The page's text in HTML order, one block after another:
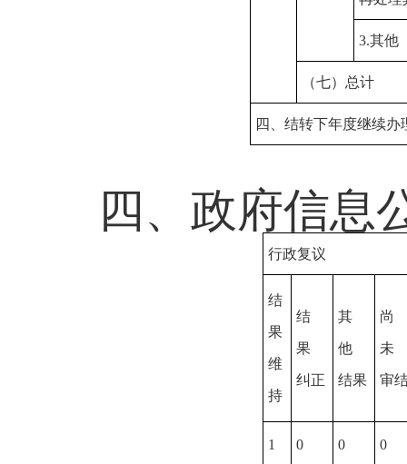
3.其他
（七）总计
四、结转下年度继续办
四、政府信息
行政复议
结
果
维
持
结
果
纠正
其
他
结果
尚
未
审
1 0 0 0